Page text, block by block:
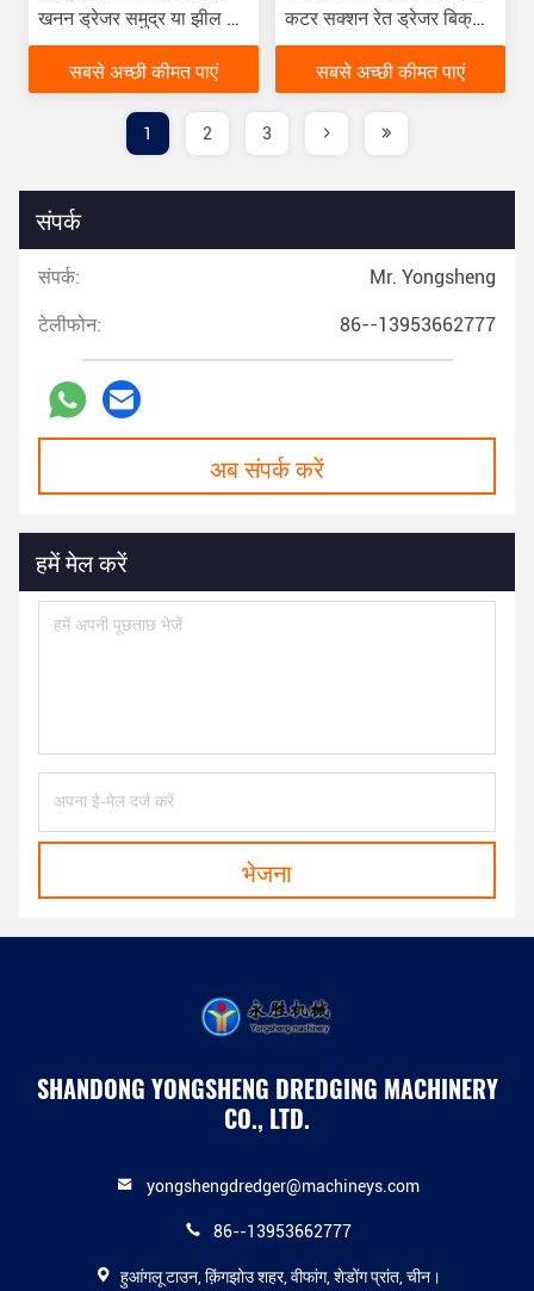
खनन ड्रेजर समुद्र या झील से
रेत ड्रेजिंग के लिए
सबसे अच्छी कीमत पाएं
कटर सक्शन रेत ड्रेजर बिक्री
के लिए स्टॉक में नया
सबसे अच्छी कीमत पाएं
1 2 3
संपर्क
संपर्क: Mr. Yongsheng
टेलीफोन: 86--13953662777
अब संपर्क करें
हमें मेल करें
भेजना
SHANDONG YONGSHENG DREDGING MACHINERY
CO., LTD.
yongshengdredger@machineys.com
86--13953662777
हुआंगलू टाउन, क़िंगझोउ शहर, वीफांग, शेडोंग प्रांत, चीन।